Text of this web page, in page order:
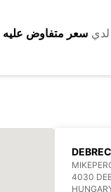
لدي سعر متفاوض عليه
4030